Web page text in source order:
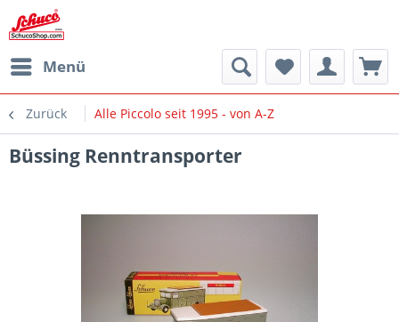
Menü
Zurück Alle Piccolo seit 1995 - von A-Z
Büssing Renntransporter